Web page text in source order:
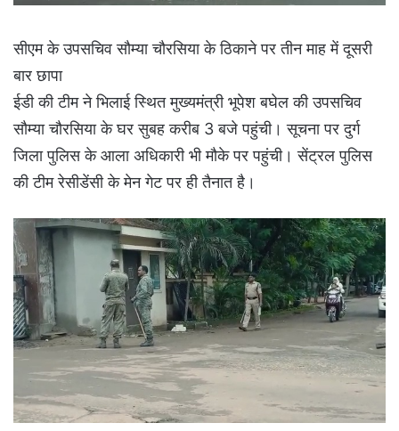
सीएम के उपसचिव सौम्या चौरसिया के ठिकाने पर तीन माह में दूसरी
बार छापा
ईडी की टीम ने भिलाई स्थित मुख्यमंत्री भूपेश बघेल की उपसचिव
सौम्या चौरसिया के घर सुबह करीब 3 बजे पहुंची। सूचना पर दुर्ग
जिला पुलिस के आला अधिकारी भी मौके पर पहुंची। सेंट्रल पुलिस
की टीम रेसीडेंसी के मेन गेट पर ही तैनात है।